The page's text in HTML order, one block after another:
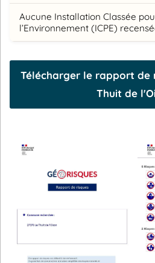
Aucune Installation Classée
l’Environnement (ICPE)
Télécharger le rapport de
Thuit de